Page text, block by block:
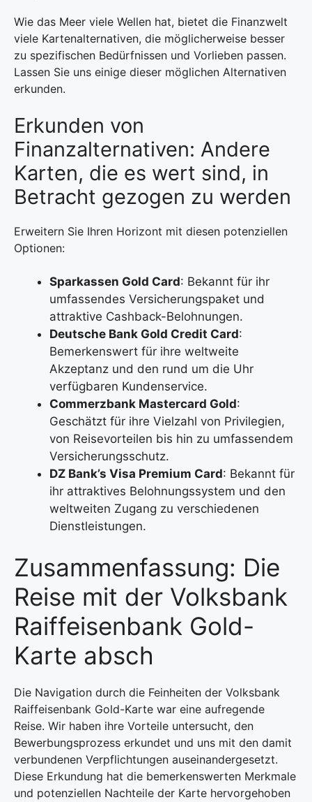
Wie das Meer viele Wellen hat, bietet die Finanzwelt
viele Kartenalternativen, die möglicherweise besser
zu spezifischen Bedürfnissen und Vorlieben passen.
Lassen Sie uns einige dieser möglichen Alternativen
erkunden.
Erkunden von
Finanzalternativen: Andere
Karten, die es wert sind, in
Betracht gezogen zu werden
Erweitern Sie Ihren Horizont mit diesen potenziellen
Optionen:
Sparkassen Gold Card: Bekannt für ihr
umfassendes Versicherungspaket und
attraktive Cashback-Belohnungen.
Deutsche Bank Gold Credit Card:
Bemerkenswert für ihre weltweite
Akzeptanz und den rund um die Uhr
verfügbaren Kundenservice.
Commerzbank Mastercard Gold:
Geschätzt für ihre Vielzahl von Privilegien,
von Reisevorteilen bis hin zu umfassendem
Versicherungsschutz.
DZ Bank’s Visa Premium Card: Bekannt für
ihr attraktives Belohnungssystem und den
weltweiten Zugang zu verschiedenen
Dienstleistungen.
Zusammenfassung: Die
Reise mit der Volksbank
Raiffeisenbank Gold-
Karte absch
Die Navigation durch die Feinheiten der Volksbank
Raiffeisenbank Gold-Karte war eine aufregende
Reise. Wir haben ihre Vorteile untersucht, den
Bewerbungsprozess erkundet und uns mit den damit
verbundenen Verpflichtungen auseinandergesetzt.
Diese Erkundung hat die bemerkenswerten Merkmale
und potenziellen Nachteile der Karte hervorgehoben